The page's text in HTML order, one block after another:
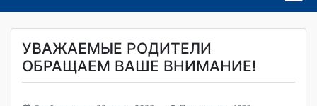
УВАЖАЕМЫЕ РОДИТЕЛИ
ОБРАЩАЕМ ВАШЕ ВНИМАНИЕ!